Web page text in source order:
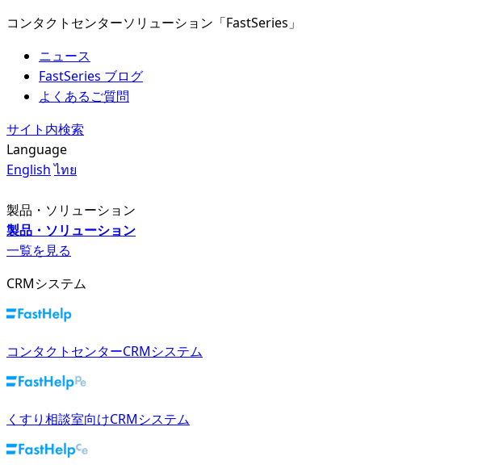
コンタクトセンターソリューション「FastSeries」
ニュース
FastSeries ブログ
よくあるご質問
サイト内検索
Language
English ไทย
製品・ソリューション
製品・ソリューション
一覧を見る
CRMシステム
コンタクトセンターCRMシステム
くすり相談室向けCRMシステム